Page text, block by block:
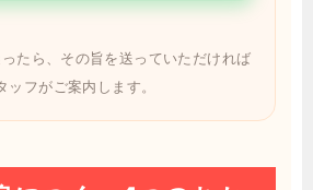
たら、その旨を送っていただければ
ッフがご案内します。